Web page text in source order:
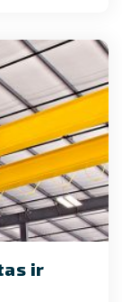
ir